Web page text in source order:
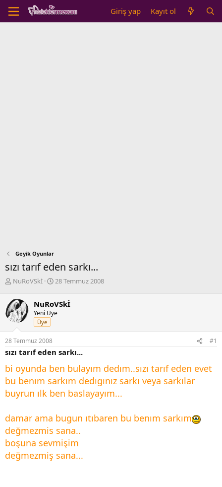
Giriş yap Kayıt ol
Geyik Oyunlar
sızı tarıf eden sarkı...
K
n
b
u
y
u
b
a
a
a
NuRoVSkİ
B
l
a
g
ç
a
r
h
28 Temmuz 2008
NuRoVSkİ
Yeni Üye
Üye
28 Temmuz 2008 #1
sızı tarıf eden sarkı...
bi oyunda ben bulayım dedım..sızı tarıf eden evet
bu benım sarkım dedıgınız sarkı veya sarkılar
buyrun ılk ben baslayayım...
damar ama bugun ıtıbaren bu benım sarkım
değmezmis sana..
boşuna sevmişim
değmezmiş sana...